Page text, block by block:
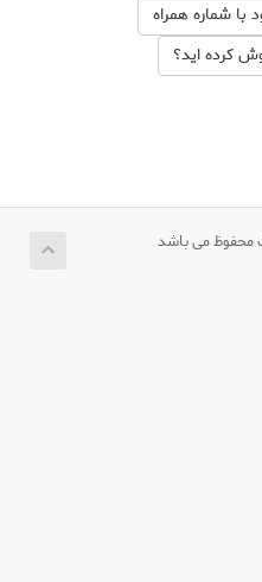
با شماره همراه
کرده اید؟
محفوظ می باشد